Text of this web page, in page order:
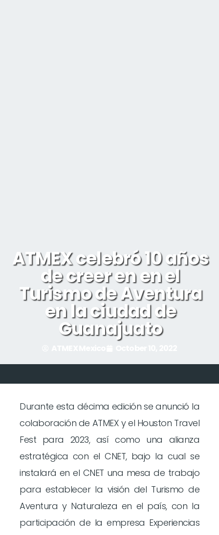
ATMEX celebró 10 años
de creer en en el
Turismo de Aventura
en la ciudad de
Guanajuato
Durante esta décima edición se anunció la
colaboración de ATMEX y el Houston Travel
Fest para 2023, así como una alianza
estratégica con el CNET, bajo la cual se
instalará en el CNET una mesa de trabajo
para establecer la visión del Turismo de
Aventura y Naturaleza en el país, con la
participación de la empresa Experiencias